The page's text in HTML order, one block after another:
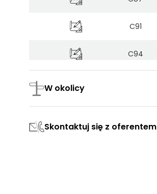
C91
C94
C92
W okolicy
Skontaktuj się z oferentem